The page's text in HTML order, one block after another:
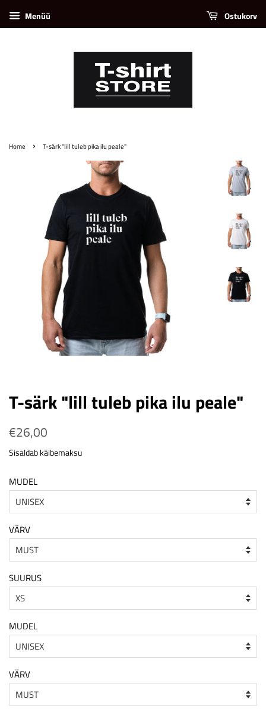
Menüü Ostukorv
Home › T-särk "lill tuleb pika ilu peale"
T-särk "lill tuleb pika ilu peale"
Tavahind
€26,00
Sisaldab käibemaksu
MUDEL
VÄRV
SUURUS
MUDEL
VÄRV